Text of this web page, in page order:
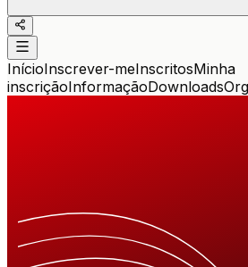
InícioInscrever-meInscritosMinha
inscriçãoInformaçãoDownloads